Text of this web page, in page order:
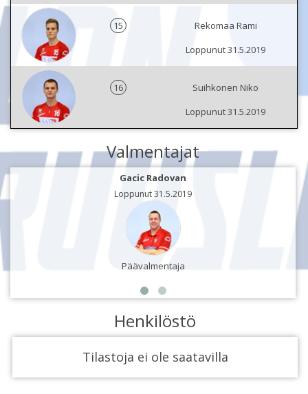
15
Rekomaa Rami
Loppunut 31.5.2019
16
Suihkonen Niko
Loppunut 31.5.2019
Valmentajat
Gacic Radovan
Loppunut 31.5.2019
Päävalmentaja
Henkilöstö
Tilastoja ei ole saatavilla